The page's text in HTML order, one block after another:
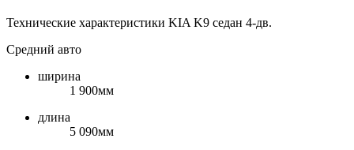
Технические характеристики KIA K9 седан 4-дв.
Средний авто
ширина
1 900мм
длина
5 090мм